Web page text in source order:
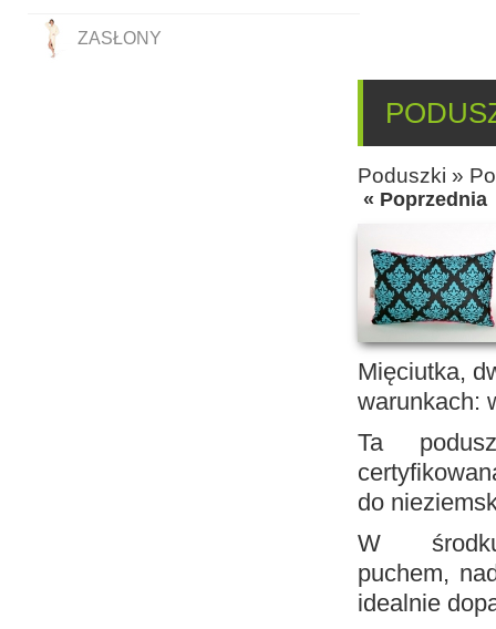
ZASŁONY
Poduszki »
« Poprzednia
Mięciutka,
warunkach:
Ta
do
W
puchem,
idealnie